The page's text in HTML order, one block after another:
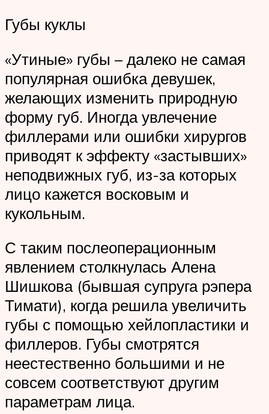
Губы куклы
«Утиные» губы – далеко не самая
популярная ошибка девушек,
желающих изменить природную
форму губ. Иногда увлечение
филлерами или ошибки хирургов
приводят к эффекту «застывших»
неподвижных губ, из-за которых
лицо кажется восковым и
кукольным.
С таким послеоперационным
явлением столкнулась Алена
Шишкова (бывшая супруга рэпера
Тимати), когда решила увеличить
губы с помощью хейлопластики и
филлеров. Губы смотрятся
неестественно большими и не
совсем соответствуют другим
параметрам лица.